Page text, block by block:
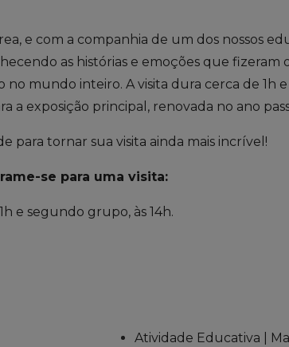
e com a companhia de um dos nossos
as histórias e emoções que fizeram
no mundo inteiro. A visita dura cerca de 1h
a exposição principal, renovada no ano
para tornar sua visita ainda mais incrível!
se para uma visita:
e segundo grupo, às 14h.
Atividade Educativa |